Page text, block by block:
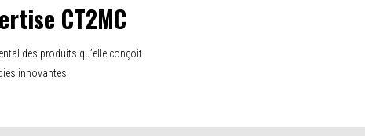
CT2MC
des produits qu’elle conçoit.
innovantes.